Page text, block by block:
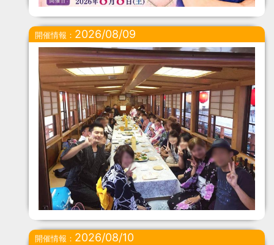
開催情報： 2026/08/09
開催情報： 2026/08/10